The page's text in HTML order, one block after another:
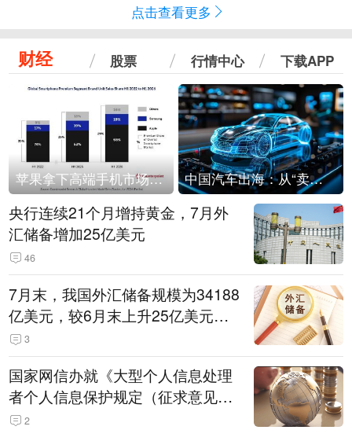
点击查看更多
财经 股票 行情中心 下载APP
苹果拿下高端手机市场65%的份额：iPhone 17系列功不可没 中国汽车出海：从“卖出去”到“走进去”
央行连续21个月增持黄金，7月外
汇储备增加25亿美元
46
7月末，我国外汇储备规模为34188
亿美元，较6月末上升25亿美元，
升幅为0.07%
3
国家网信办就《大型个人信息处理
者个人信息保护规定（征求意见
稿）》公开征求意见
2